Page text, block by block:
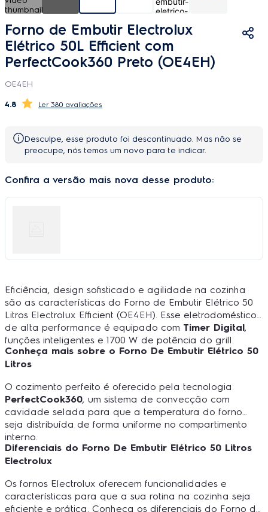
Forno de Embutir Electrolux
Elétrico 50L Efficient com
PerfectCook360 Preto (OE4EH)
OE4EH
4.8 380 avaliações
Desculpe, esse produto foi descontinuado. Mas não se
preocupe, nós temos um novo para te indicar.
Confira a versão mais nova desse produto:
Eficiência, design sofisticado e agilidade na cozinha
são as características do Forno de Embutir Elétrico 50
Litros Electrolux Efficient (OE4EH). Esse eletrodoméstico
de alta performance é equipado com Timer Digital,
funções inteligentes e 1700 W de potência do grill.
Conheça mais sobre o Forno De Embutir Elétrico 50
Litros
O cozimento perfeito é oferecido pela tecnologia
PerfectCook360, um sistema de convecção com
cavidade selada para que a temperatura do forno
seja distribuída de forma uniforme no compartimento
interno.
Diferenciais do Forno De Embutir Elétrico 50 Litros
Electrolux
Os fornos Electrolux oferecem funcionalidades e
características para que a sua rotina na cozinha seja
eficiente e prática. Conheça os diferenciais do Forno de